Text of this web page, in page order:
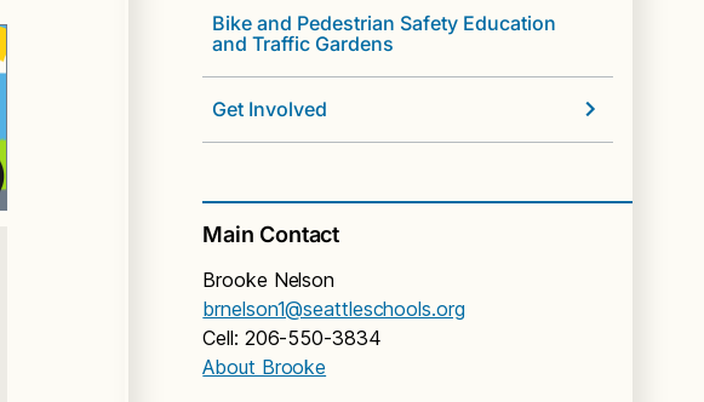
Bike and Pedestrian Safety Education
and Traffic Gardens
Get Involved
Main Contact
Brooke Nelson
brnelson1@seattleschools.org
Cell: 206-550-3834
About Brooke